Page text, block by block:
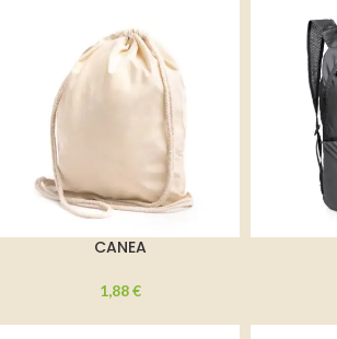
CANEA
1,88€